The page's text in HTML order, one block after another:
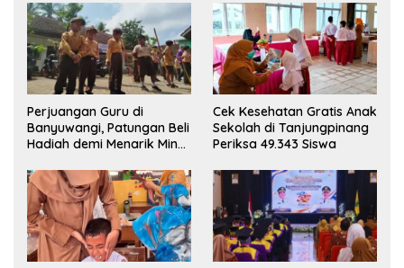
Perjuangan Guru di
Banyuwangi, Patungan Beli
Hadiah demi Menarik Minat
Cek Kesehatan Gratis Anak
Sekolah di Tanjungpinang
Periksa 49.343 Siswa